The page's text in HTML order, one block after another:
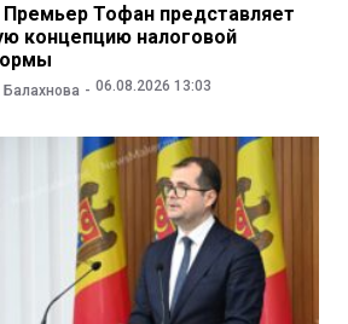
Премьер Тофан представляет
концепцию налоговой
Балахнова 06.08.2026 13:03